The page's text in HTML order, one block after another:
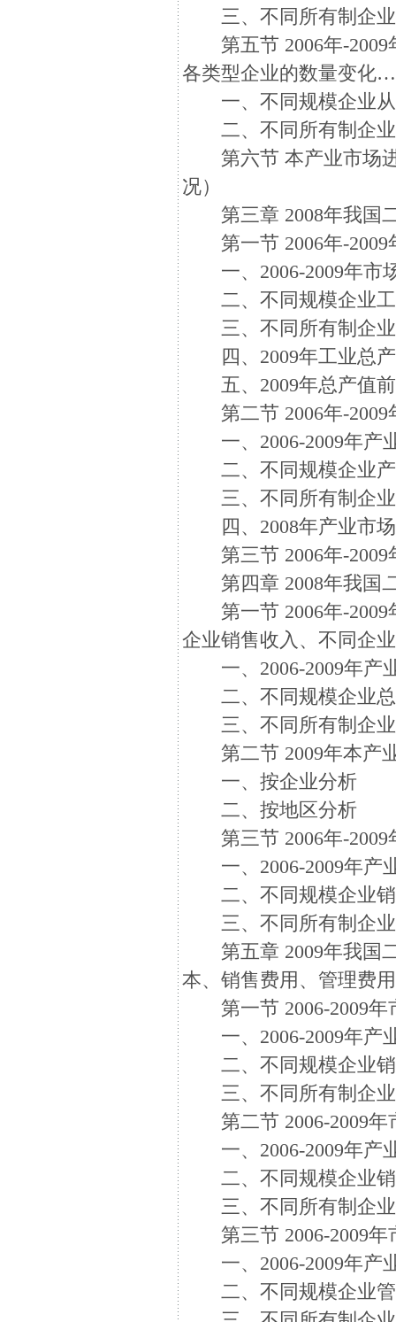
三、不同所有制企业
第五节 2006年-2009
各类型企业的数量变化
一、不同规模企业从
二、不同所有制企
第六节 本产业市场进
况）
第三章 2008年我国二
第一节 2006年-2009
一、2006-2009年市
二、不同规模企业工
三、不同所有制企业
四、2009年工业总产
五、2009年总产值前
第二节 2006年-2009
一、2006-2009年产
二、不同规模企业产
三、不同所有制企业
四、2008年产业市场
第三节 2006年-2009
第四章 2008年我国
第一节 2006年-2009
企业销售收入、不同企
一、2006-2009年产
二、不同规模企业总
三、不同所有制企业
第二节 2009年本产
一、按企业分析
二、按地区分析
第三节 2006年-2009
一、2006-2009年产
二、不同规模企业销
三、不同所有制企业
第五章 2009年我国二
本、销售费用、管理费
第一节 2006-2009年
一、2006-2009年产
二、不同规模企业销
三、不同所有制企业
第二节 2006-2009年
一、2006-2009年产
二、不同规模企业销
三、不同所有制企业
第三节 2006-2009年
一、2006-2009年产
二、不同规模企业管